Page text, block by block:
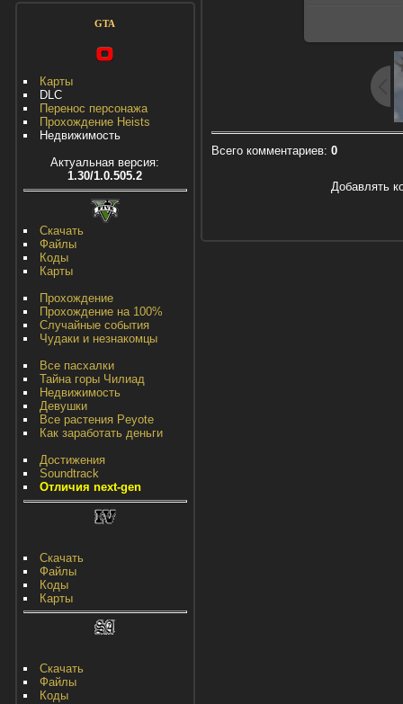
GTA
Карты
DLC
Перенос персонажа
Прохождение Heists
Недвижимость
Актуальная версия:
1.30/1.0.505.2
Скачать
Файлы
Коды
Карты
Прохождение
Прохождение на 100%
Случайные события
Чудаки и незнакомцы
Все пасхалки
Тайна горы Чилиад
Недвижимость
Девушки
Все растения Peyote
Как заработать деньги
Достижения
Soundtrack
Отличия next-gen
Скачать
Файлы
Коды
Карты
Скачать
Файлы
Коды
Всего комментариев: 0
Добавлять